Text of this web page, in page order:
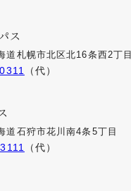
ス
道札幌市北区北16条西2丁目
（代）
道石狩市花川南4条5丁目
（代）